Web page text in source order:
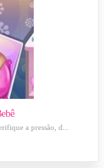
a pressão, d...